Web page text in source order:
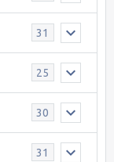
31
25
30
31